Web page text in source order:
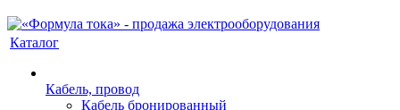
Каталог
Кабель, провод
Кабель бронированный